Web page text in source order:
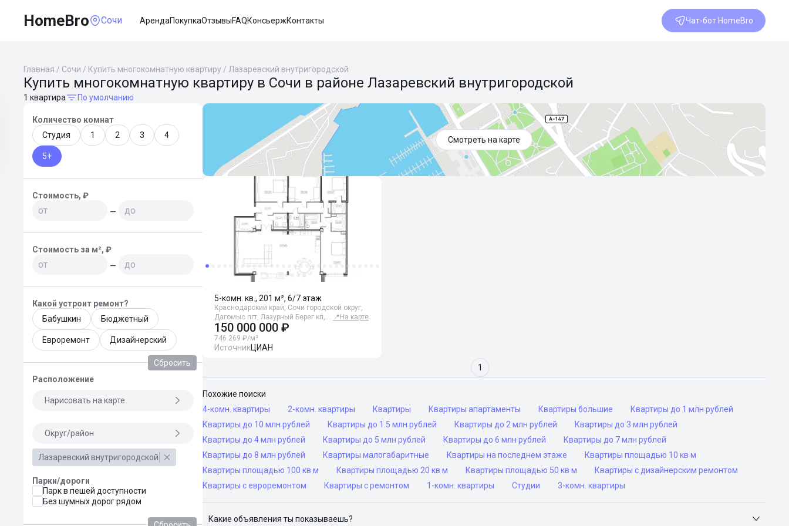
HomeBro Сочи АрендаПокупкаОтзывыFAQКонсьержКонтакты Чат-бот HomeBro
Главная / Сочи / Купить многокомнатную квартиру / Лазаревский внутригородской
Купить многокомнатную квартиру в Сочи в районе Лазаревский внутригородской
1 квартира По умолчанию
Количество комнат
Студия
1 2 3 4
5+
Стоимость, ₽
—
Стоимость за м², ₽
—
Какой устроит ремонт?
Бабушкин
Бюджетный
Евроремонт Дизайнерский
Сбросить
Расположение
Нарисовать на карте
Округ/район
Лазаревский внутригородской
Парки/дороги
Парк в пешей доступности
Без шумных дорог рядом
Смотреть на карте
5-комн. кв., 201 м², 6/7 этаж
Краснодарский край, Сочи городской округ,
Дагомыс пгт, Лазурный Берег кп,… 📍 На карте
150 000 000 ₽
746 269 ₽/м²
ИсточникЦИАН
1
Похожие поиски
4-комн. квартиры
2-комн. квартиры Квартиры Квартиры апартаменты Квартиры большие
Квартиры до 1 млн рублей
Квартиры до 10 млн рублей
Квартиры до 1.5 млн рублей Квартиры до 2 млн рублей
Квартиры до 3 млн рублей
Квартиры до 4 млн рублей
Квартиры до 5 млн рублей Квартиры до 6 млн рублей
Квартиры до 7 млн рублей
Квартиры до 8 млн рублей
Квартиры малогабаритные Квартиры на последнем этаже
Квартиры площадью 10 кв м
Квартиры площадью 100 кв м
Квартиры площадью 20 кв м Квартиры площадью 50 кв м
Квартиры с дизайнерским ремонтом
Квартиры с евроремонтом
Квартиры с ремонтом 1-комн. квартиры Студии 3-комн. квартиры
Какие объявления ты показываешь?